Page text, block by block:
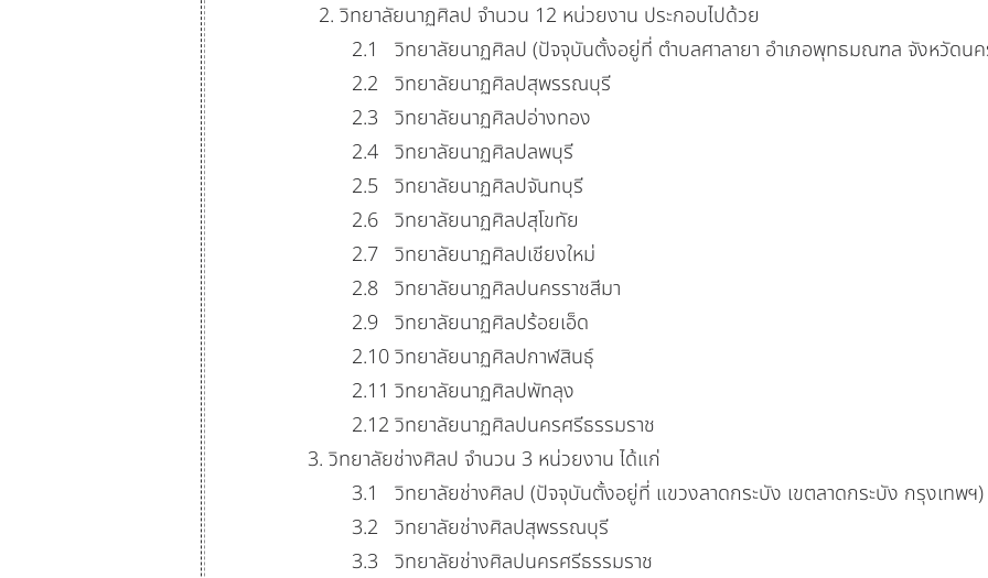
2. วิทยาลัยนาฏศิลป จำนวน 12 หน่วยงาน ประกอบไปด้วย
2.1 วิทยาลัยนาฏศิลป (ปัจจุบันตั้งอยู่ที่ ตำบลศาลายา อำเภอพุทธมณฑล จังหวัดน
2.2 วิทยาลัยนาฏศิลปสุพรรณบุรี
2.3 วิทยาลัยนาฏศิลปอ่างทอง
2.4 วิทยาลัยนาฏศิลปลพบุรี
2.5 วิทยาลัยนาฏศิลปจันทบุรี
2.6 วิทยาลัยนาฏศิลปสุโขทัย
2.7 วิทยาลัยนาฏศิลปเชียงใหม่
2.8 วิทยาลัยนาฏศิลปนครราชสีมา
2.9 วิทยาลัยนาฏศิลปร้อยเอ็ด
2.10วิทยาลัยนาฏศิลปกาฬสินธุ์
2.11 วิทยาลัยนาฏศิลปพัทลุง
2.12 วิทยาลัยนาฏศิลปนครศรีธรรมราช
3. วิทยาลัยช่างศิลป จำนวน 3 หน่วยงาน ได้แก่
3.1 วิทยาลัยช่างศิลป (ปัจจุบันตั้งอยู่ที่ แขวงลาดกระบัง เขตลาดกระบัง กรุงเทพฯ)
3.2 วิทยาลัยช่างศิลปสุพรรณบุรี
3.3 วิทยาลัยช่างศิลปนครศรีธรรมราช